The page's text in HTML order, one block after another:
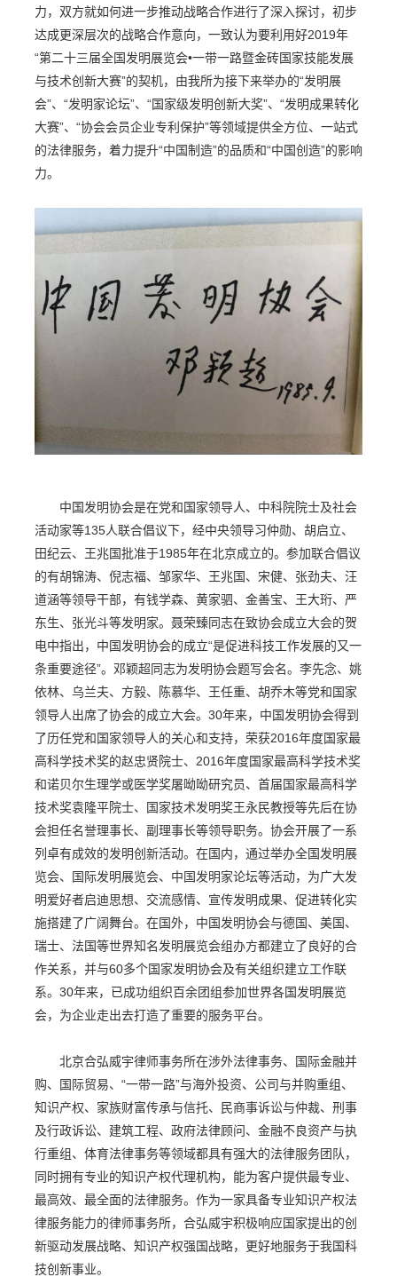
力，双方就如何进一步推动战略合作进行了深入探讨，初步
达成更深层次的战略合作意向，一致认为要利用好2019年
“第二十三届全国发明展览会•一带一路暨金砖国家技能发展
与技术创新大赛”的契机，由我所为接下来举办的“发明展
会”、“发明家论坛”、“国家级发明创新大奖”、“发明成果转化
大赛”、“协会会员企业专利保护”等领域提供全方位、一站式
的法律服务，着力提升“中国制造”的品质和“中国创造”的影响
力。
中国发明协会是在党和国家领导人、中科院院士及社会
活动家等135人联合倡议下，经中央领导习仲勋、胡启立、
田纪云、王兆国批准于1985年在北京成立的。参加联合倡议
的有胡锦涛、倪志福、邹家华、王兆国、宋健、张劲夫、汪
道涵等领导干部，有钱学森、黄家驷、金善宝、王大珩、严
东生、张光斗等发明家。聂荣臻同志在致协会成立大会的贺
电中指出，中国发明协会的成立“是促进科技工作发展的又一
条重要途径”。邓颖超同志为发明协会题写会名。李先念、姚
依林、乌兰夫、方毅、陈慕华、王任重、胡乔木等党和国家
领导人出席了协会的成立大会。30年来，中国发明协会得到
了历任党和国家领导人的关心和支持，荣获2016年度国家最
高科学技术奖的赵忠贤院士、2016年度国家最高科学技术奖
和诺贝尔生理学或医学奖屠呦呦研究员、首届国家最高科学
技术奖袁隆平院士、国家技术发明奖王永民教授等先后在协
会担任名誉理事长、副理事长等领导职务。协会开展了一系
列卓有成效的发明创新活动。在国内，通过举办全国发明展
览会、国际发明展览会、中国发明家论坛等活动，为广大发
明爱好者启迪思想、交流感情、宣传发明成果、促进转化实
施搭建了广阔舞台。在国外，中国发明协会与德国、美国、
瑞士、法国等世界知名发明展览会组办方都建立了良好的合
作关系，并与60多个国家发明协会及有关组织建立工作联
系。30年来，已成功组织百余团组参加世界各国发明展览
会，为企业走出去打造了重要的服务平台。
北京合弘威宇律师事务所在涉外法律事务、国际金融并
购、国际贸易、“一带一路”与海外投资、公司与并购重组、
知识产权、家族财富传承与信托、民商事诉讼与仲裁、刑事
及行政诉讼、建筑工程、政府法律顾问、金融不良资产与执
行重组、体育法律事务等领域都具有强大的法律服务团队，
同时拥有专业的知识产权代理机构，能为客户提供最专业、
最高效、最全面的法律服务。作为一家具备专业知识产权法
律服务能力的律师事务所，合弘威宇积极响应国家提出的创
新驱动发展战略、知识产权强国战略，更好地服务于我国科
技创新事业。